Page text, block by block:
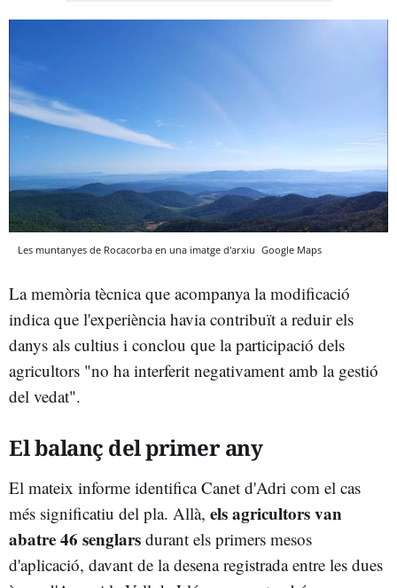
Les muntanyes de Rocacorba en una imatge d'arxiu Google Maps
La memòria tècnica que acompanya la modificació
indica que l'experiència havia contribuït a reduir els
danys als cultius i conclou que la participació dels
agricultors "no ha interferit negativament amb la gestió
del vedat".
El balanç del primer any
El mateix informe identifica Canet d'Adri com el cas
més significatiu del pla. Allà, els agricultors van
abatre 46 senglars durant els primers mesos
d'aplicació, davant de la desena registrada entre les dues